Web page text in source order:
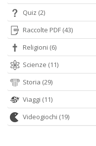
Quiz (2)
Raccolte PDF (43)
Religioni (6)
Scienze (11)
Storia (29)
Viaggi (11)
Videogiochi (19)